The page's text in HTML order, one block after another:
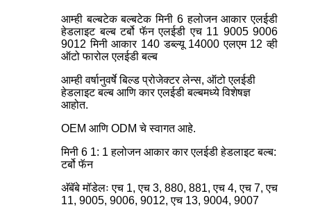
आम्ही बल्बटेक बल्बटेक मिनी 6 हलोजन आकार एलईडी
हेडलाइट बल्ब टर्बो फॅन एलईडी एच 11 9005 9006
9012 मिनी आकार 140 डब्ल्यू 14000 एलएम 12 व्ही
ऑटो फारोल एलईडी बल्ब
आम्ही वर्षानुवर्षे बिल्ड प्रोजेक्टर लेन्स, ऑटो एलईडी
हेडलाइट बल्ब आणि कार एलईडी बल्बमध्ये विशेषज्ञ
आहोत.
OEM आणि ODM चे स्वागत आहे.
मिनी 6 1: 1 हलोजन आकार कार एलईडी हेडलाइट बल्ब:
टर्बो फॅन
अ‍ॅबॅबे मॉडेलः एच 1, एच 3, 880, 881, एच 4, एच 7, एच
11, 9005, 9006, 9012, एच 13, 9004, 9007